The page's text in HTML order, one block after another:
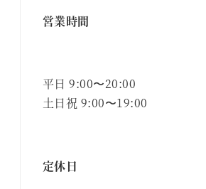
営業時間
平日 9:00〜20:00
土日祝 9:00〜19:00
定休日